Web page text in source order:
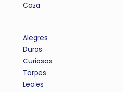
Caza
Alegres
Duros
Curiosos
Torpes
Leales